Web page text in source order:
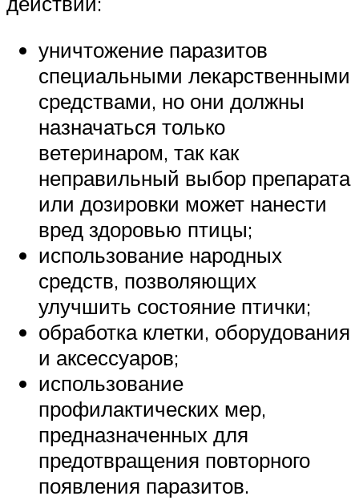
уничтожение паразитов
специальными лекарственными
средствами, но они должны
назначаться только
ветеринаром, так как
неправильный выбор препарата
или дозировки может нанести
вред здоровью птицы;
использование народных
средств, позволяющих
улучшить состояние птички;
обработка клетки, оборудования
и аксессуаров;
использование
профилактических мер,
предназначенных для
предотвращения повторного
появления паразитов.